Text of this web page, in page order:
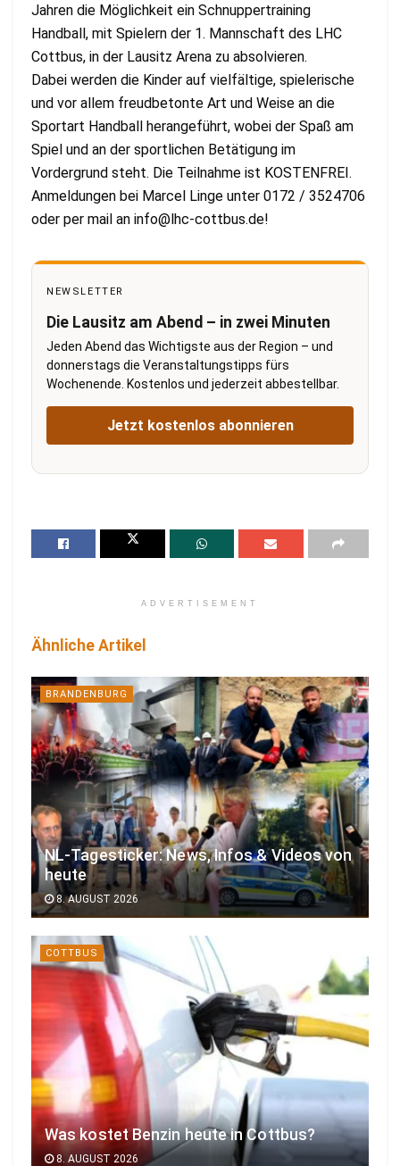
Jahren die Möglichkeit ein Schnuppertraining
Handball, mit Spielern der 1. Mannschaft des LHC
Cottbus, in der Lausitz Arena zu absolvieren.
Dabei werden die Kinder auf vielfältige, spielerische
und vor allem freudbetonte Art und Weise an die
Sportart Handball herangeführt, wobei der Spaß am
Spiel und an der sportlichen Betätigung im
Vordergrund steht. Die Teilnahme ist KOSTENFREI.
Anmeldungen bei Marcel Linge unter 0172 / 3524706
oder per mail an info@lhc-cottbus.de!
NEWSLETTER
Die Lausitz am Abend – in zwei Minuten
Jeden Abend das Wichtigste aus der Region – und
donnerstags die Veranstaltungstipps fürs
Wochenende. Kostenlos und jederzeit abbestellbar.
Jetzt kostenlos abonnieren
ADVERTISEMENT
Ähnliche Artikel
BRANDENBURG
NL-Tagesticker: News, Infos & Videos von
heute
8. AUGUST 2026
COTTBUS
Was kostet Benzin heute in Cottbus?
8. AUGUST 2026